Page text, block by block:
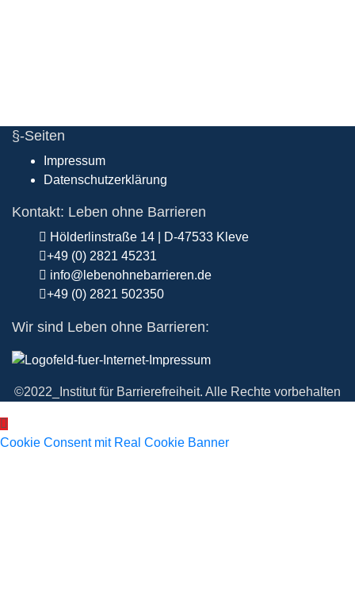
§-Seiten
Impressum
Datenschutzerklärung
Kontakt: Leben ohne Barrieren
Hölderlinstraße 14 | D-47533 Kleve
+49 (0) 2821 45231
info@lebenohnebarrieren.de
+49 (0) 2821 502350
Wir sind Leben ohne Barrieren:
©2022_Institut für Barrierefreiheit. Alle Rechte vorbehalten
Cookie Consent mit Real Cookie Banner